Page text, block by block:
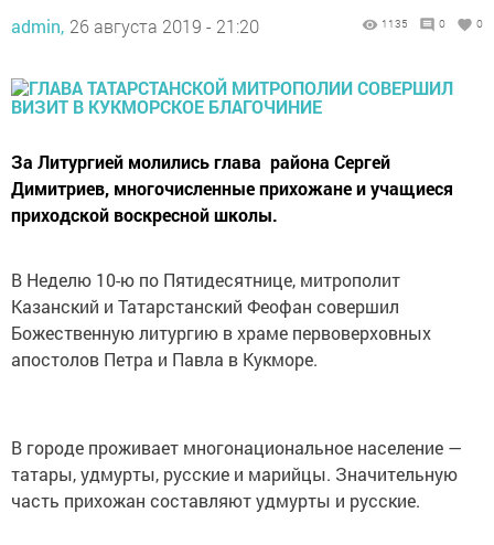
admin, 26 августа 2019 - 21:20 1135 0 0
За Литургией молились глава района Сергей
Димитриев, многочисленные прихожане и учащиеся
приходской воскресной школы.
В Неделю 10-ю по Пятидесятнице, митрополит
Казанский и Татарстанский Феофан совершил
Божественную литургию в храме первоверховных
апостолов Петра и Павла в Кукморе.
В городе проживает многонациональное население —
татары, удмурты, русские и марийцы. Значительную
часть прихожан составляют удмурты и русские.